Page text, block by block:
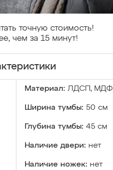
точную стоимость!
чем за 15 минут!
Материал: ЛДСП, МДФ
Ширина тумбы: 50 см
Глубина тумбы: 45 см
Наличие двери: нет
Наличие ножек: нет